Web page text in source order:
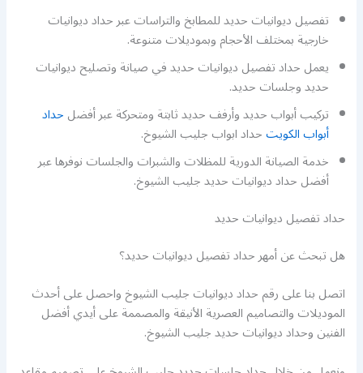
تفصيل ديوانيات حديد للمطابخ والتراسات عبر حداد ديوانيات
خارجية بمختلف الأحجام وبموديلات متنوعة.
يعمل حداد تفصيل ديوانيات حديد في صيانة وتصليح ديوانيات
حديد وجلسات حديد.
تركيب أبواب حديد وأرفف حديد ثابتة ومتحركة عبر أفضلحداد
أبواب الكويتحداد ابواب جليب الشيوخ.
خدمة الصيانة الدورية للمظلات والشبرات والجلسات نوفرها عبر
أفضل حداد ديوانيات حديد جليب الشيوخ.
حداد تفصيل ديوانيات حديد
هل تبحث عن أمهر حداد تفصيل ديوانيات حديد؟
اتصل بنا على رقم حداد ديوانيات جليب الشيوخ واحصل على أحدث
الموديلات والتصاميم العصرية الأنيقة والمصممة على أيدي أفضل
الفنين وحداد ديوانيات حديد جليب الشيوخ.